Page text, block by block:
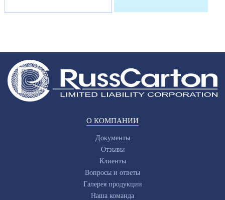
О КОМПАНИИ
Документы
Отзывы
Клиенты
Вопросы и ответы
Галерея продукции
Наша команда